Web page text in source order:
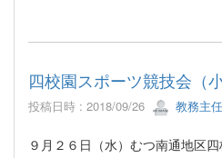
四校園スポーツ競技会（
投稿日時 : 2018/09/26 教務主任
９月２６日（水）むつ南通地区